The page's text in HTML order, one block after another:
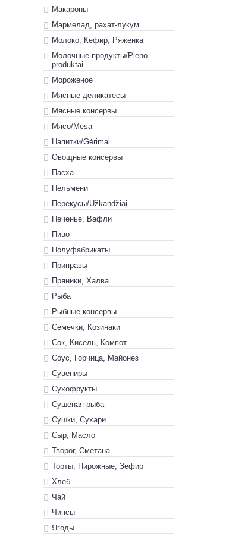
Макароны
Мармелад, рахат-лукум
Молоко, Кефир, Ряженка
Молочные продукты/Pieno
produktai
Мороженое
Мясные деликатесы
Мясные консервы
Мясо/Mėsa
Напитки/Gėrimai
Овощные консервы
Пасха
Пельмени
Перекусы/Užkandžiai
Печенье, Вафли
Пиво
Полуфабрикаты
Приправы
Пряники, Халва
Рыба
Рыбные консервы
Семечки, Козинаки
Сок, Кисель, Компот
Соус, Горчица, Майонез
Сувениры
Сухофрукты
Сушеная рыба
Сушки, Сухари
Сыр, Масло
Творог, Сметана
Торты, Пирожные, Зефир
Хлеб
Чай
Чипсы
Ягоды